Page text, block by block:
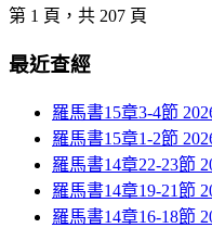
第 1 頁，共 207 頁
最近查經
羅馬書15章3-4節
羅馬書15章1-2節
羅馬書14章22-23節
羅馬書14章19-21節
羅馬書14章16-18節